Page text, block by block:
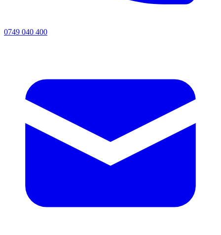
0749 040 400